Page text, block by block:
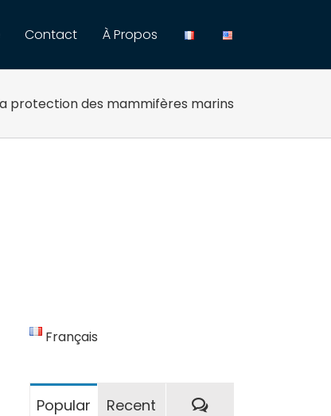
Contact
À Propos
protection des mammifères marins
Français
Popular Recent Commentaires